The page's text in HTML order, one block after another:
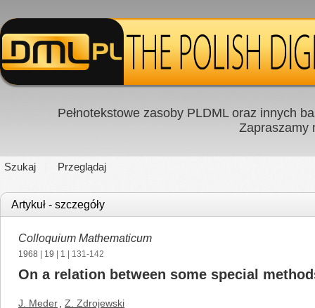
Pełnotekstowe zasoby PLDML oraz innych
Zapraszamy
Szukaj Przeglądaj
Artykuł - szczegóły
Colloquium Mathematicum
1968 19 1 | 131-142
On a relation between some special
J. Meder Z. Zdrojewski